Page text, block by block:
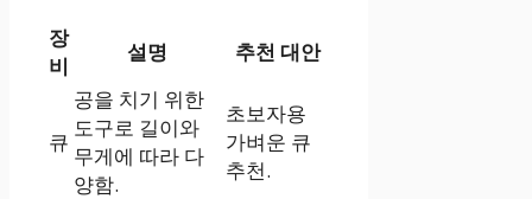
장
비
설명 추천 대안
큐
공을 치기 위한
도구로 길이와
무게에 따라 다
양함.
초보자용
가벼운 큐
추천.